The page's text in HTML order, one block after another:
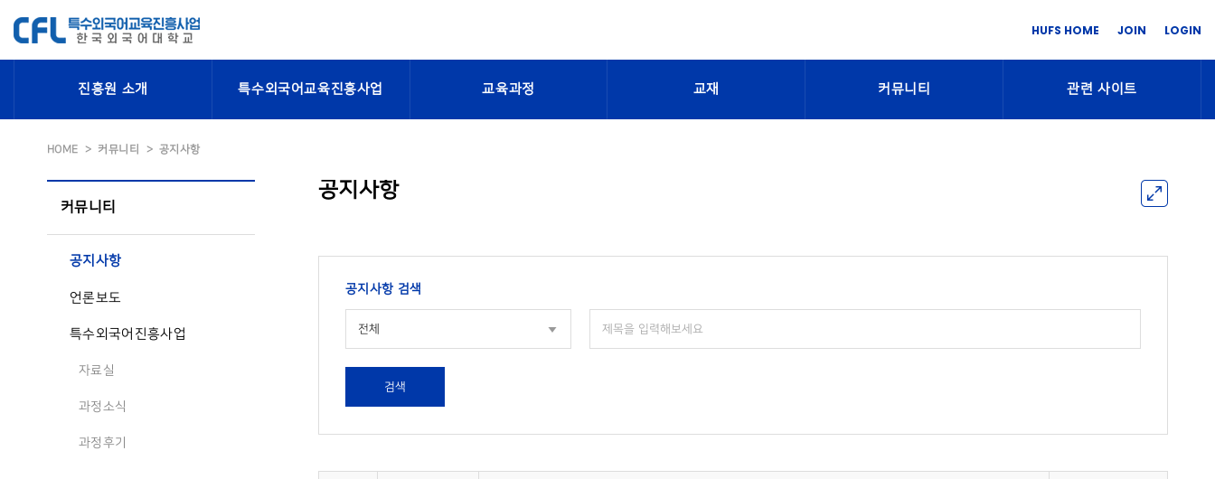
HUFS HOME JOIN LOGIN
진흥원 소개 특수외국어교육진흥사업 교육과정 교재 커뮤니티 관련 사이트
HOME 커뮤니티 공지사항
커뮤니티
공지사항
언론보도
특수외국어진흥사업
자료실
과정소식
과정후기
공지사항
공지사항 검색
전체
검색